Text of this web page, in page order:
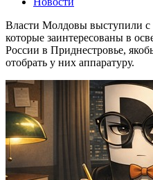
Власти Молдовы выступили с
которые заинтересованы в
России в Приднестровье,
отобрать у них аппаратуру.